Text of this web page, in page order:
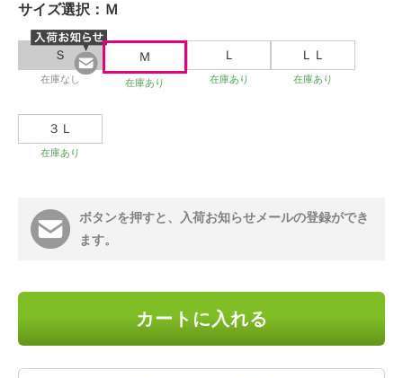
サイズ選択： Ｍ
Ｓ
在庫なし
Ｍ
在庫あり
Ｌ
在庫あり
ＬＬ
在庫あり
３Ｌ
在庫あり
ボタンを押すと、入荷お知らせメールの登録ができ
ます。
カートに入れる